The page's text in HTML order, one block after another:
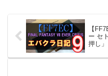
【
ー セ
押し」